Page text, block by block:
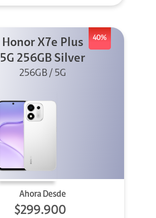
40%
Honor X7e Plus
5G 256GB Silver
256GB / 5G
Ahora Desde
$299.900